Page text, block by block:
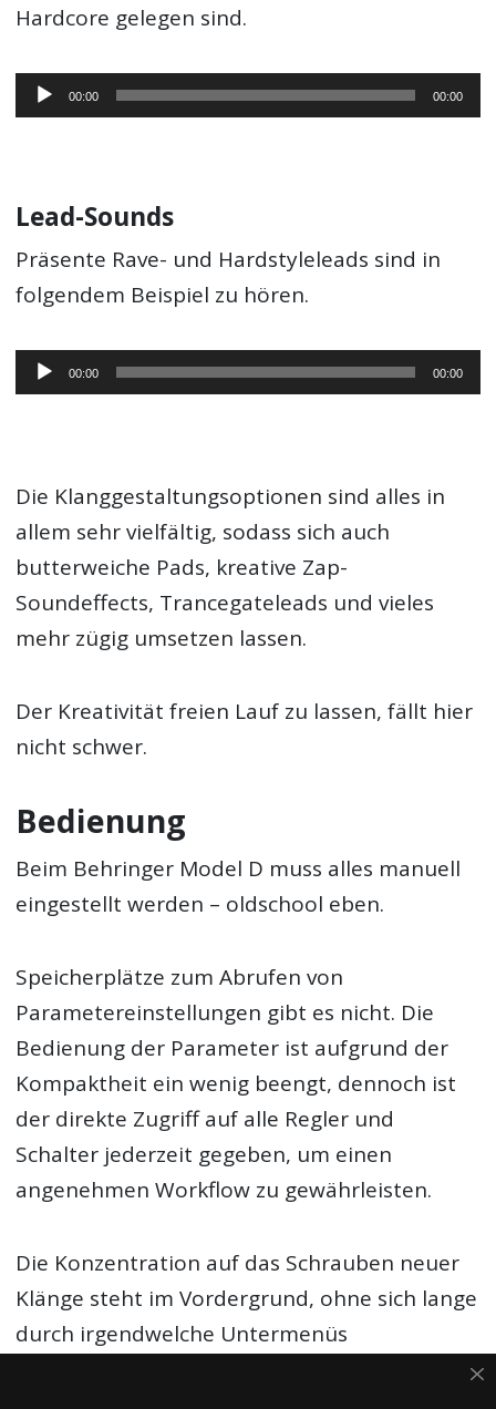
Hardcore gelegen sind.
Audio-
Player
00:00 00:00
Lead-Sounds
Präsente Rave- und Hardstyleleads sind in
folgendem Beispiel zu hören.
Audio-
Player
00:00 00:00
Die Klanggestaltungsoptionen sind alles in
allem sehr vielfältig, sodass sich auch
butterweiche Pads, kreative Zap-
Soundeffects, Trancegateleads und vieles
mehr zügig umsetzen lassen.
Der Kreativität freien Lauf zu lassen, fällt hier
nicht schwer.
Bedienung
Beim Behringer Model D muss alles manuell
eingestellt werden – oldschool eben.
Speicherplätze zum Abrufen von
Parametereinstellungen gibt es nicht. Die
Bedienung der Parameter ist aufgrund der
Kompaktheit ein wenig beengt, dennoch ist
der direkte Zugriff auf alle Regler und
Schalter jederzeit gegeben, um einen
angenehmen Workflow zu gewährleisten.
Die Konzentration auf das Schrauben neuer
Klänge steht im Vordergrund, ohne sich lange
durch irgendwelche Untermenüs